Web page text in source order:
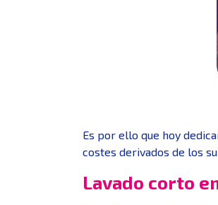
Es por ello que hoy
costes derivados de los
Lavado corto